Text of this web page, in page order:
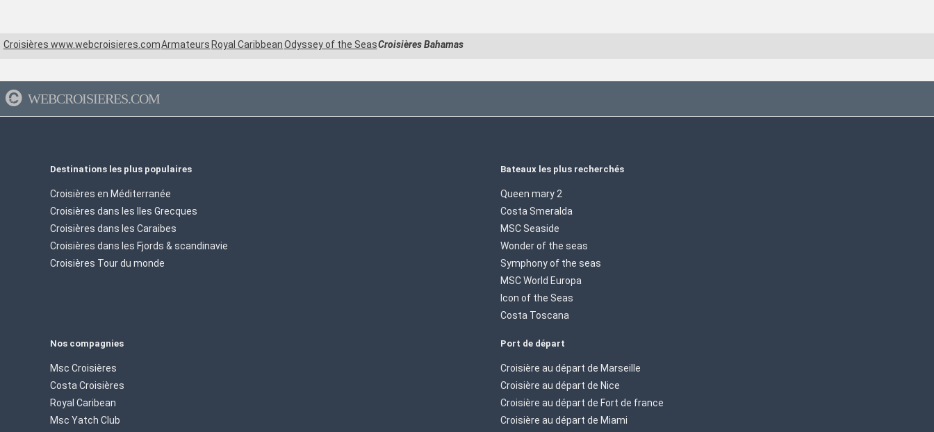
Croisières www.webcroisieres.comArmateurs Royal CaribbeanOdyssey of the SeasCroisières Bahamas
WEBCROISIERES.COM
Destinations les plus populaires
Croisières en Méditerranée
Croisières dans les Iles Grecques
Croisières dans les Caraibes
Croisières dans les Fjords & scandinavie
Croisières Tour du monde
Bateaux les plus recherchés
Queen mary 2
Costa Smeralda
MSC Seaside
Wonder of the seas
Symphony of the seas
MSC World Europa
Icon of the Seas
Costa Toscana
Nos compagnies
Msc Croisières
Costa Croisières
Royal Caribean
Msc Yatch Club
Port de départ
Croisière au départ de Marseille
Croisière au départ de Nice
Croisière au départ de Fort de france
Croisière au départ de Miami